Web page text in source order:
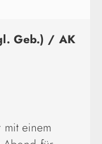
Geb.) / AK
einem